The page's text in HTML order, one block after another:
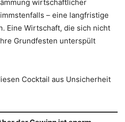
wirtschaftlicher
– eine langfristige
Eine Wirtschaft, die sich nicht
Grundfesten unterspült
Cocktail aus Unsicherheit